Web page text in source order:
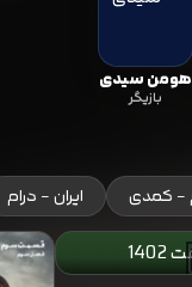
هومن سیدی
بازیگر
- کمدی ایران - درام